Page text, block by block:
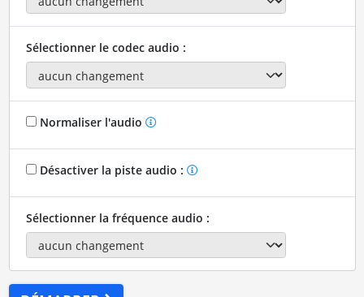
Sélectionner le codec audio :
Normaliser l'audio
Désactiver la piste audio :
Sélectionner la fréquence audio :